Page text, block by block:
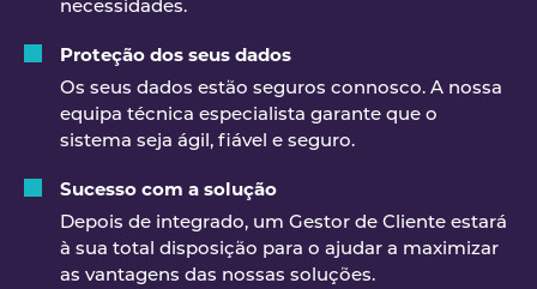
necessidades.
Proteção dos seus dados
Os seus dados estão seguros connosco. A nossa
equipa técnica especialista garante que o
sistema seja ágil, fiável e seguro.
Sucesso com a solução
Depois de integrado, um Gestor de Cliente estará
à sua total disposição para o ajudar a maximizar
as vantagens das nossas soluções.